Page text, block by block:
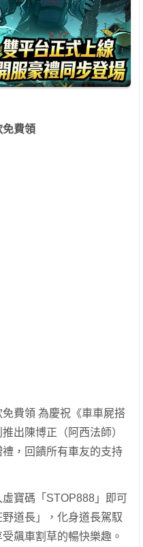
免費領
費領 為慶祝《車車屍搭
出陳博正（阿西法師）
，回饋所有車友的支持
寶碼「STOP888」即可
道長」，化身道長駕馭
飆車割草的暢快樂趣。